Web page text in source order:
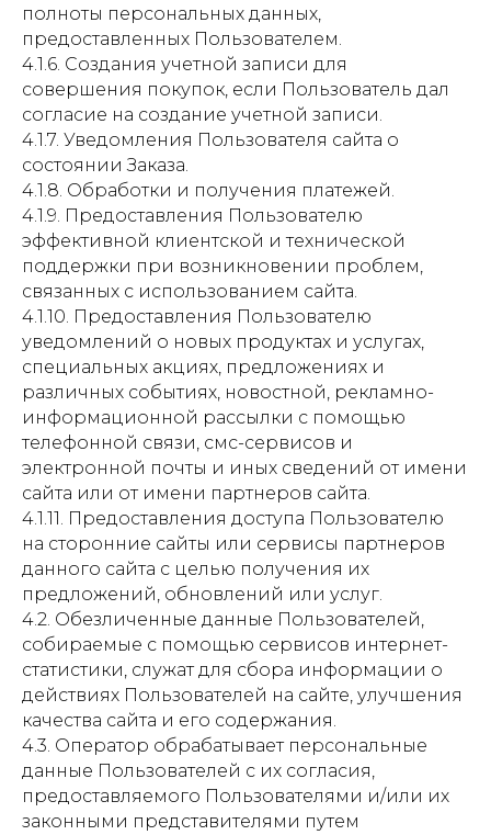
полноты персональных данных,
предоставленных Пользователем.
4.1.6. Создания учетной записи для
совершения покупок, если Пользователь дал
согласие на создание учетной записи.
4.1.7. Уведомления Пользователя сайта о
состоянии Заказа.
4.1.8. Обработки и получения платежей.
4.1.9. Предоставления Пользователю
эффективной клиентской и технической
поддержки при возникновении проблем,
связанных с использованием сайта.
4.1.10. Предоставления Пользователю
уведомлений о новых продуктах и услугах,
специальных акциях, предложениях и
различных событиях, новостной, рекламно-
информационной рассылки с помощью
телефонной связи, смс-сервисов и
электронной почты и иных сведений от имени
сайта или от имени партнеров сайта.
4.1.11. Предоставления доступа Пользователю
на сторонние сайты или сервисы партнеров
данного сайта с целью получения их
предложений, обновлений или услуг.
4.2. Обезличенные данные Пользователей,
собираемые с помощью сервисов интернет-
статистики, служат для сбора информации о
действиях Пользователей на сайте, улучшения
качества сайта и его содержания.
4.3. Оператор обрабатывает персональные
данные Пользователей с их согласия,
предоставляемого Пользователями и/или их
законными представителями путем